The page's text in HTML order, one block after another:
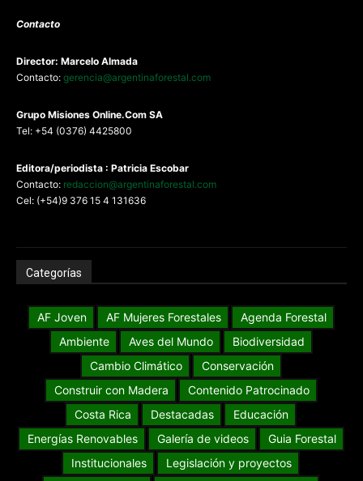
Contacto
Director: Marcelo Almada
Contacto: gerencia@argentinaforestal.com
Grupo Misiones Online.Com SA
Tel: +54 (0376) 4425800
Editora/periodista : Patricia Escobar
Contacto: redaccion@argentinaforestal.com
Cel: (+54)9 376 15 4 131636
Categorías
AF Joven AF Mujeres Forestales
Agenda Forestal
Ambiente
Aves del Mundo
Biodiversidad
Cambio Climático
Conservación
Construir con Madera
Contenido Patrocinado
Costa Rica
Destacadas
Educación
Energías Renovables
Galería de videos
Guia Forestal
Institucionales
Legislación y proyectos